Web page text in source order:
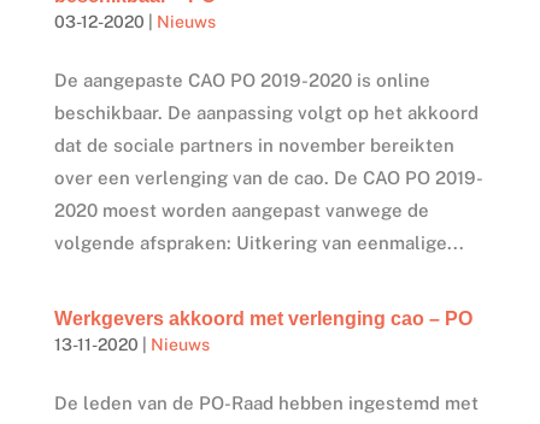
03-12-2020 Nieuws
De aangepaste CAO PO 2019-2020 is online
beschikbaar. De aanpassing volgt op het akkoord
dat de sociale partners in november bereikten
over een verlenging van de cao. De CAO PO 2019-
2020 moest worden aangepast vanwege de
volgende afspraken: Uitkering van eenmalige...
Werkgevers akkoord met verlenging cao – PO
13-11-2020 Nieuws
De leden van de PO-Raad hebben ingestemd met